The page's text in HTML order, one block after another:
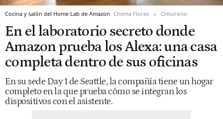
Cocina y salón del Home Lab de Amazon Chema Flores Omicrono
En el laboratorio secreto donde
Amazon prueba los Alexa: una casa
completa dentro de sus oficinas
En su sede Day 1 de Seattle, la compañía tiene un hogar
completo en la que prueba cómo se integran los
dispositivos con el asistente.